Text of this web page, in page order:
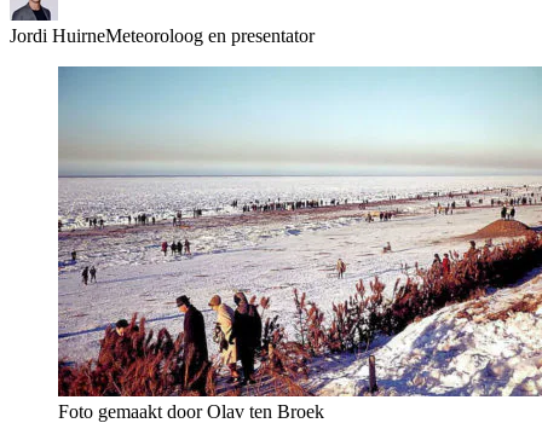
Jordi HuirneMeteoroloog en presentator
Foto gemaakt door Olav ten Broek